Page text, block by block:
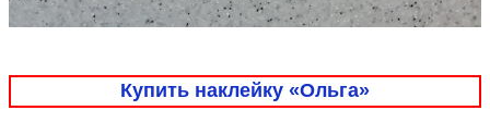
Купить наклейку «Ольга»